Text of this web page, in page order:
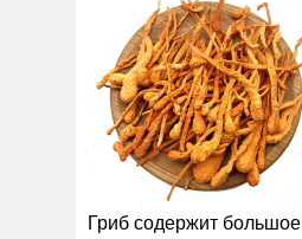
Гриб содержит большое